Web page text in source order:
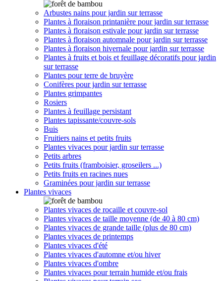
Arbustes nains pour jardin sur terrasse
Plantes à floraison printanière pour jardin sur terrasse
Plantes à floraison estivale pour jardin sur terrasse
Plantes à floraison automnale pour jardin sur terrasse
Plantes à floraison hivernale pour jardin sur terrasse
Plantes à fruits et bois et feuillage décoratifs pour jardin
sur terrasse
Plantes pour terre de bruyère
Conifères pour jardin sur terrasse
Plantes grimpantes
Rosiers
Plantes à feuillage persistant
Plantes tapissante/couvre-sols
Buis
Fruitiers nains et petits fruits
Plantes vivaces pour jardin sur terrasse
Petits arbres
Petits fruits (framboisier, groseilers ...)
Petits fruits en racines nues
Graminées pour jardin sur terrasse
Plantes vivaces
Plantes vivaces de rocaille et couvre-sol
Plantes vivaces de taille moyenne (de 40 à 80 cm)
Plantes vivaces de grande taille (plus de 80 cm)
Plantes vivaces de printemps
Plantes vivaces d'été
Plantes vivaces d'automne et/ou hiver
Plantes vivaces d'ombre
Plantes vivaces pour terrain humide et/ou frais